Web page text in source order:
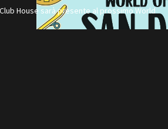
House sarà presente al prossimo World